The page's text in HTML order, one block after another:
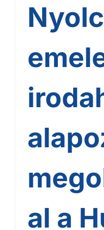
Nyolc
al a